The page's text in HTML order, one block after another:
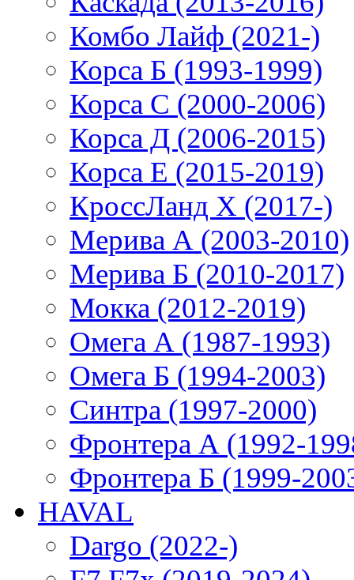
Комбо Лайф (2021-)
Корса Б (1993-1999)
Корса С (2000-2006)
Корса Д (2006-2015)
Корса E (2015-2019)
КроссЛанд X (2017-)
Мерива А (2003-2010)
Мерива Б (2010-2017)
Мокка (2012-2019)
Омега А (1987-1993)
Омега Б (1994-2003)
Синтра (1997-2000)
Фронтера А (1992-
Фронтера Б (1999-
HAVAL
Dargo (2022-)